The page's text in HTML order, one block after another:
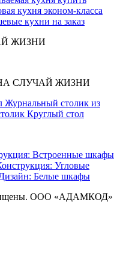
кухня эконом-класса
кухни на заказ
ЖИЗНИ
СЛУЧАЙ ЖИЗНИ
Журнальный столик из
Круглый стол
Встроенные шкафы
Угловые
Белые шкафы
ООО «АДАМКОД»